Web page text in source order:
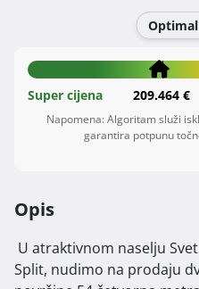
Super cijena 209.464 €
Napomena: Algoritam služi
garantira potpunu
Opis
Split, nudimo na prodaju